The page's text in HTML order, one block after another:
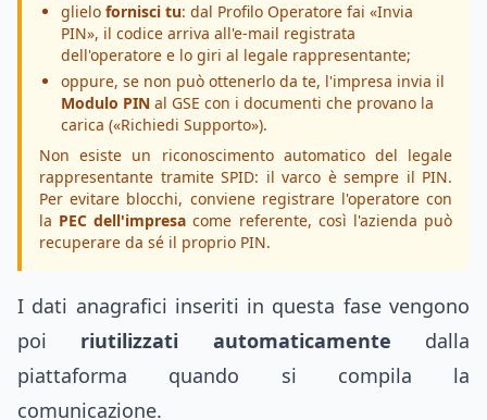
glielo fornisci tu: dal Profilo Operatore fai «Invia
PIN», il codice arriva all'e-mail registrata
dell'operatore e lo giri al legale rappresentante;
oppure, se non può ottenerlo da te, l'impresa invia il
Modulo PIN al GSE con i documenti che provano la
carica («Richiedi Supporto»).
Non esiste un riconoscimento automatico del legale
rappresentante tramite SPID: il varco è sempre il PIN.
Per evitare blocchi, conviene registrare l'operatore con
la PEC dell'impresa come referente, così l'azienda può
recuperare da sé il proprio PIN.
I dati anagrafici inseriti in questa fase vengono
poi riutilizzati automaticamente dalla
piattaforma quando si compila la
comunicazione.